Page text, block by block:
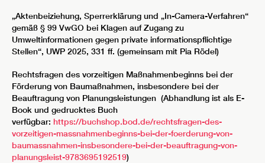
„Aktenbeiziehung, Sperrerklärung und „In-Camera-Verfahren“
gemäß § 99 VwGO bei Klagen auf Zugang zu
Umweltinformationen gegen private informationspflichtige
Stellen“, UWP 2025, 331 ff. (gemeinsam mit Pia Rödel)
Rechtsfragen des vorzeitigen Maßnahmenbeginns bei der
Förderung von Baumaßnahmen, insbesondere bei der
Beauftragung von Planungsleistungen (Abhandlung ist als E-
Book und gedrucktes Buch
verfügbar: https://buchshop.bod.de/rechtsfragen-des-
vorzeitigen-massnahmenbeginns-bei-der-foerderung-von-
baumassnahmen-insbesondere-bei-der-beauftragung-von-
planungsleist-9783695192519)